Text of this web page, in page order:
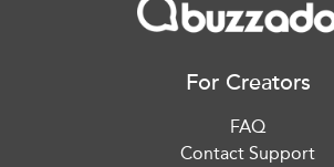
For Creators
FAQ
Contact Support